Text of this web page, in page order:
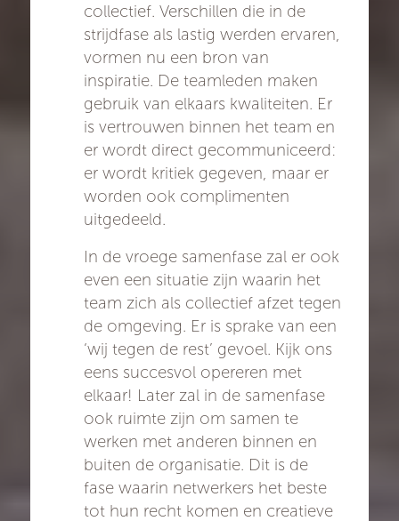
collectief. Verschillen die in de
strijdfase als lastig werden ervaren,
vormen nu een bron van
inspiratie. De teamleden maken
gebruik van elkaars kwaliteiten. Er
is vertrouwen binnen het team en
er wordt direct gecommuniceerd:
er wordt kritiek gegeven, maar er
worden ook complimenten
uitgedeeld.
In de vroege samenfase zal er ook
even een situatie zijn waarin het
team zich als collectief afzet tegen
de omgeving. Er is sprake van een
‘wij tegen de rest’ gevoel. Kijk ons
eens succesvol opereren met
elkaar! Later zal in de samenfase
ook ruimte zijn om samen te
werken met anderen binnen en
buiten de organisatie. Dit is de
fase waarin netwerkers het beste
tot hun recht komen en creatieve